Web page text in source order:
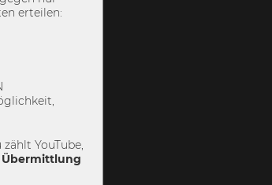
erteilen:
YouTube,
Übermittlung